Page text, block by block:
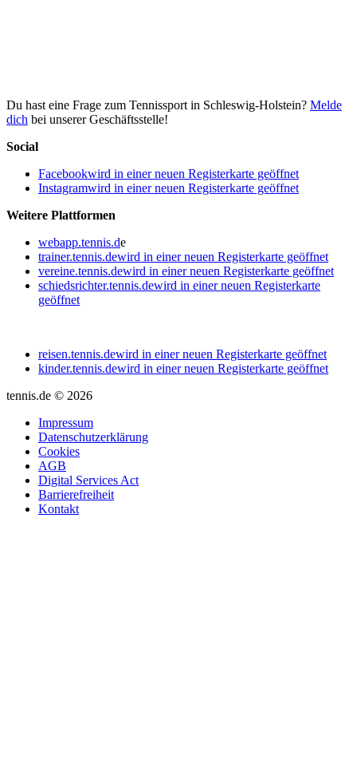
Du hast eine Frage zum Tennissport in Schleswig-Holstein? Melde
dich bei unserer Geschäftsstelle!
Social
Facebookwird in einer neuen Registerkarte geöffnet
Instagramwird in einer neuen Registerkarte geöffnet
Weitere Plattformen
webapp.tennis.de
trainer.tennis.dewird in einer neuen Registerkarte geöffnet
vereine.tennis.dewird in einer neuen Registerkarte geöffnet
schiedsrichter.tennis.dewird in einer neuen Registerkarte
geöffnet
reisen.tennis.dewird in einer neuen Registerkarte geöffnet
kinder.tennis.dewird in einer neuen Registerkarte geöffnet
tennis.de © 2026
Impressum
Datenschutzerklärung
Cookies
AGB
Digital Services Act
Barrierefreiheit
Kontakt